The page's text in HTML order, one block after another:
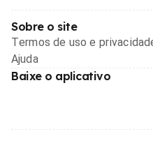
Sobre o site
Termos de uso e
Ajuda
Baixe o aplicativo